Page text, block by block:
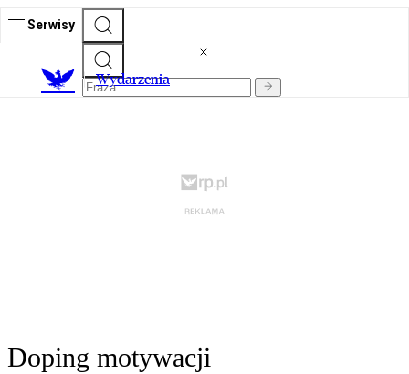
Serwisy
Wydarzenia
Doping motywacji